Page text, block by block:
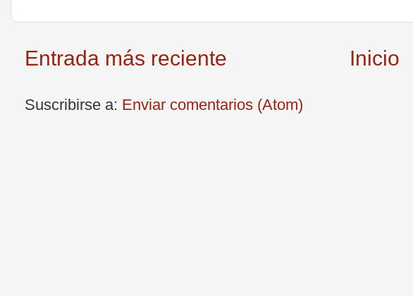
Entrada más reciente Inicio
Suscribirse a: Enviar comentarios (Atom)